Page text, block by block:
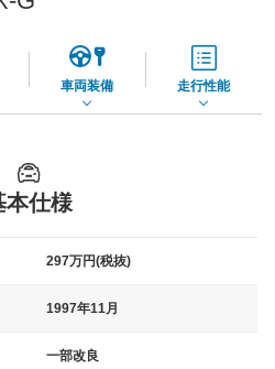
車両装備 走行性能
本仕様
297万円(税抜)
1997年11月
一部改良